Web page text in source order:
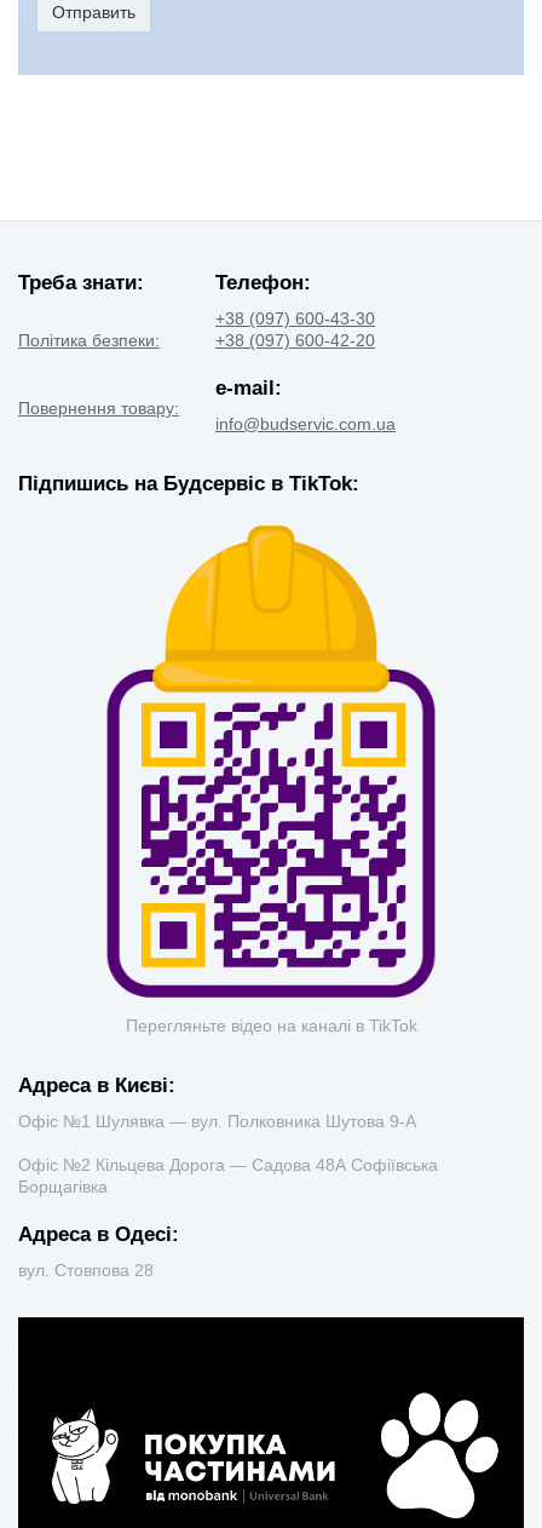
Отправить
Треба знати:
Політика безпеки:
Повернення товару:
Телефон:
+38 (097) 600-43-30
+38 (097) 600-42-20
e-mail:
info@budservic.com.ua
Підпишись на Будсервіс в TikTok:
Перегляньте відео на каналі в TikTok
Адреса в Києві:
Офіс №1 Шулявка — вул. Полковника Шутова 9-А
Офіс №2 Кільцева Дорога — Садова 48А Софіївська
Борщагівка
Адреса в Одесі:
вул. Стовпова 28